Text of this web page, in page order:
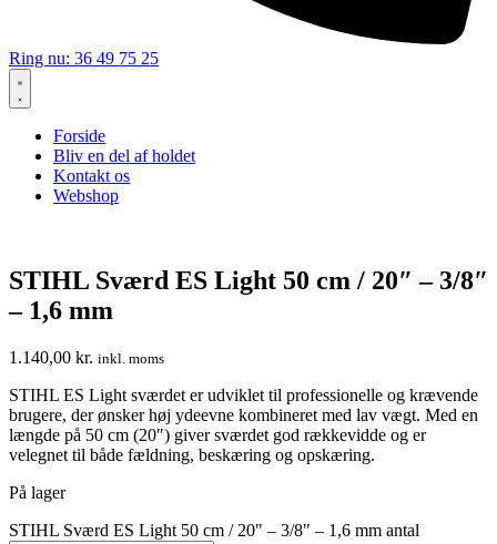
Ring nu: 36 49 75 25
Forside
Bliv en del af holdet
Kontakt os
Webshop
STIHL Sværd ES Light 50 cm / 20″ – 3/8″
– 1,6 mm
1.140,00 kr. inkl. moms
STIHL ES Light sværdet er udviklet til professionelle og krævende
brugere, der ønsker høj ydeevne kombineret med lav vægt. Med en
længde på 50 cm (20″) giver sværdet god rækkevidde og er
velegnet til både fældning, beskæring og opskæring.
På lager
STIHL Sværd ES Light 50 cm / 20" – 3/8" – 1,6 mm antal